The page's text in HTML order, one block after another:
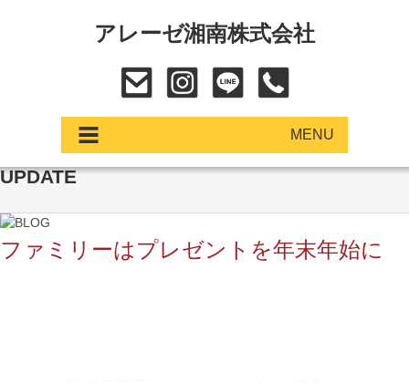
アレーゼ湘南株式会社
MENU
UPDATE
ファミリーはプレゼントを年末年始に